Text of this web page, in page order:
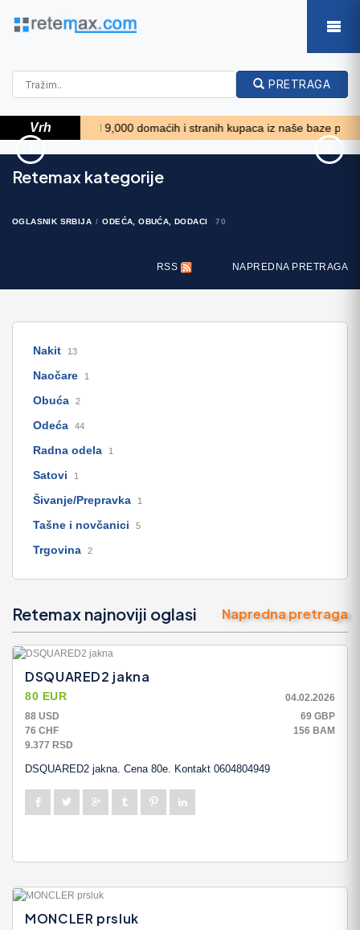
PRETRAGA
Vrh
Više od 9,000 domaćih i stranih kupaca iz naše baze podataka
65' Bering Pilothouse 2013
1.657.800 EUR
Retemax kategorije
OGLASNIK SRBIJA ODEĆA, OBUĆA, DODACI 70
NAPREDNA PRETRAGA
RSS
Nakit 13
Naočare 1
Obuća 2
Odeća 44
Radna odela 1
Satovi 1
Šivanje/Prepravka 1
Tašne i novčanici 5
Trgovina 2
Napredna pretraga
Retemax najnoviji oglasi
DSQUARED2 jakna
80 EUR
04.02.2026
88 USD
69 GBP
76 CHF
156 BAM
9.377 RSD
DSQUARED2 jakna. Cena 80e. Kontakt 0604804949
MONCLER prsluk